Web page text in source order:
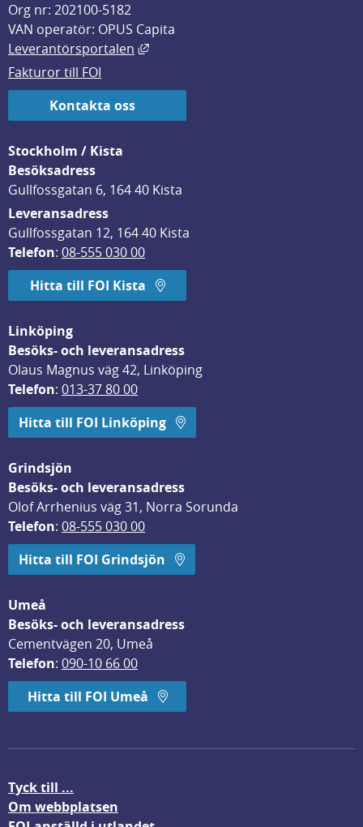
Org nr: 202100-5182
VAN operatör: OPUS Capita
Leverantörsportalen
Länk till annan webbplats, öppnas
Fakturor till FOI
Kontakta oss
Stockholm / Kista
Besöksadress
Gullfossgatan 6, 164 40 Kista
Leveransadress
Gullfossgatan 12, 164 40 Kista
Telefon: 08-555 030 00
Hitta till FOI Kista
Linköping
Besöks- och leveransadress
Olaus Magnus väg 42, Linköping
Telefon: 013-37 80 00
Hitta till FOI Linköping
Grindsjön
Besöks- och leveransadress
Olof Arrhenius väg 31, Norra Sorunda
Telefon: 08-555 030 00
Hitta till FOI Grindsjön
Umeå
Besöks- och leveransadress
Cementvägen 20, Umeå
Telefon: 090-10 66 00
Hitta till FOI Umeå
Tyck till ...
Om webbplatsen